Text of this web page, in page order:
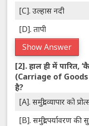
[C]. उल्हास नदी
[D]. तापी
Show Answer
[2].हाल ही में पारित,
(Carriage of Goods
है?
[A]. समुद्री व्यापार को
[B]. समुद्री पर्यावरण की